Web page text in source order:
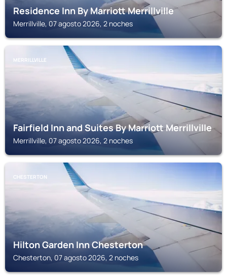
Residence Inn By Marriott Merrillville
Merrillville, 07 agosto 2026, 2 noches
MERRILLVILLE
Fairfield Inn and Suites By Marriott Merrillville
Merrillville, 07 agosto 2026, 2 noches
CHESTERTON
Hilton Garden Inn Chesterton
Chesterton, 07 agosto 2026, 2 noches